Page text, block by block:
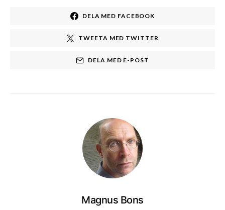
DELA MED FACEBOOK
TWEETA MED TWITTER
DELA MED E-POST
Magnus Bons